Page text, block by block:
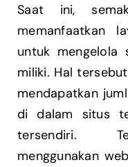
Saat ini,
memanfaatkan
untuk mengelola
miliki. Hal
mendapatkan
di dalam situs
tersendiri.
menggunakan